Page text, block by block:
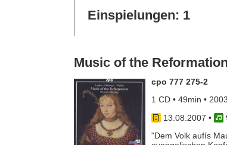
Einspielungen: 1
Music of the Reformation
cpo 777 275-2
1 CD • 49min •
13.08.2007 •
"Dem Volk aufís